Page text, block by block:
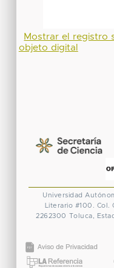
Mostrar el registro
objeto digital
Universidad
Literario #100. Col.
2262300
Toluca,